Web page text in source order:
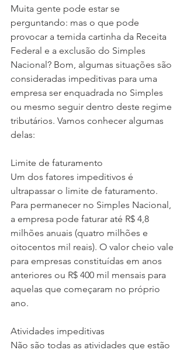
Muita gente pode estar se
perguntando: mas o que pode
provocar a temida cartinha da Receita
Federal e a exclusão do Simples
Nacional? Bom, algumas situações são
consideradas impeditivas para uma
empresa ser enquadrada no Simples
ou mesmo seguir dentro deste regime
tributários. Vamos conhecer algumas
delas:
Limite de faturamento
Um dos fatores impeditivos é
ultrapassar o limite de faturamento.
Para permanecer no Simples Nacional,
a empresa pode faturar até R$ 4,8
milhões anuais (quatro milhões e
oitocentos mil reais). O valor cheio vale
para empresas constituídas em anos
anteriores ou R$ 400 mil mensais para
aquelas que começaram no próprio
ano.
Atividades impeditivas
Não são todas as atividades que estão